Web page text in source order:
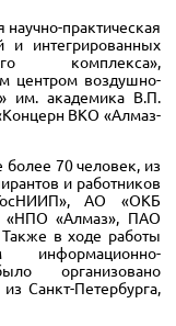
научно-практическая
и интегрированных
комплекса»,
центром воздушно-
им. академика В.П.
ВКО «Алмаз-
70 человек, из
и работников
АО «ОКБ
«Алмаз», ПАО
в ходе работы
информационно-
организовано
Санкт-Петербурга,